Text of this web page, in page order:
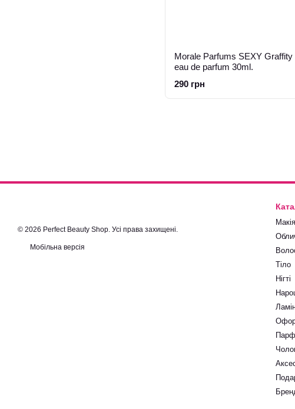
Morale Parfums SEXY Graffity
eau de parfum 30ml.
290 грн
© 2026 Perfect Beauty Shop. Усі права захищені.
Мобільна версія
Тіло
Нігті